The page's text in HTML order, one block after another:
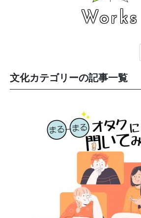
Works
文化カテゴリーの記事一覧